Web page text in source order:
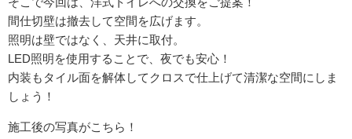
間仕切壁は撤去して空間を広げます。
照明は壁ではなく、天井に取付。
LED照明を使用することで、夜でも安心！
内装もタイル面を解体してクロスで仕上げて清潔な空間にしま
しょう！
施工後の写真がこちら！